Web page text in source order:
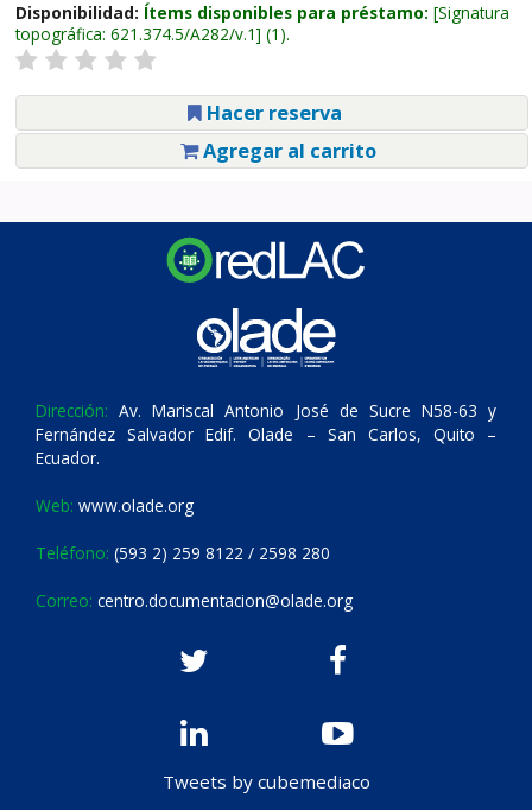
Disponibilidad: Ítems disponibles para préstamo: Signatura
topográfica: 621.374.5/A282/v.1 (1).
Hacer reserva
Agregar al carrito
Dirección: Av. Mariscal Antonio José de Sucre N58-63 y
Fernández Salvador Edif. Olade – San Carlos, Quito –
Ecuador.
Web: www.olade.org
Teléfono: (593 2) 259 8122 / 2598 280
Correo: centro.documentacion@olade.org
Tweets by cubemediaco